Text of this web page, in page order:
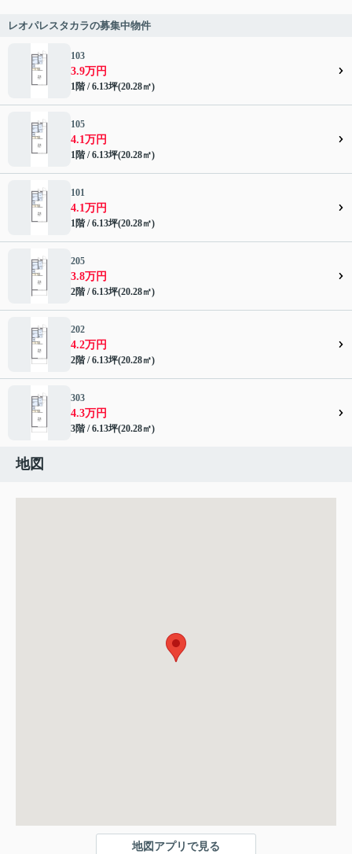
レオパレスタカラの募集中物件
103
3.9万円
1階 / 6.13坪(20.28㎡)
105
4.1万円
1階 / 6.13坪(20.28㎡)
101
4.1万円
1階 / 6.13坪(20.28㎡)
205
3.8万円
2階 / 6.13坪(20.28㎡)
202
4.2万円
2階 / 6.13坪(20.28㎡)
303
4.3万円
3階 / 6.13坪(20.28㎡)
地図
地図アプリで見る